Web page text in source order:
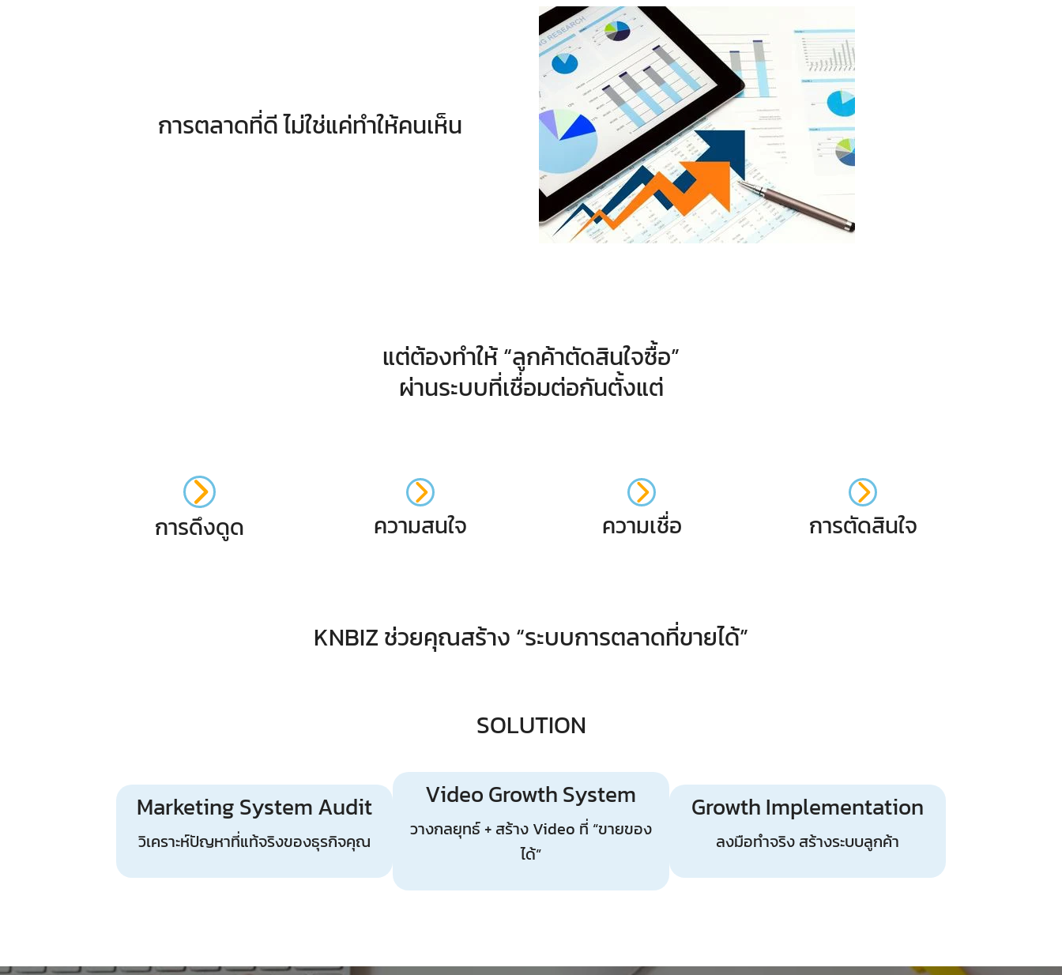
การตลาดที่ดี ไม่ใช่แค่ทำให้คนเห็น
แต่ต้องทำให้ “ลูกค้าตัดสินใจซื้อ”
ผ่านระบบที่เชื่อมต่อกันตั้งแต่
การดึงดูด ความสนใจ ความเชื่อ การตัดสินใจ
KNBIZ ช่วยคุณสร้าง “ระบบการตลาดที่ขายได้”
SOLUTION
Marketing System Audit
วิเคราะห์ปัญหาที่แท้จริงของธุรกิจคุณ
Video Growth System
วางกลยุทธ์ + สร้าง Video ที่ “ขายของ
ได้”
Growth Implementation
ลงมือทำจริง สร้างระบบลูกค้า